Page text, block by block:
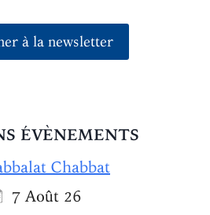
à la newsletter
ÉVÈNEMENTS
Chabbat
7 Août 26